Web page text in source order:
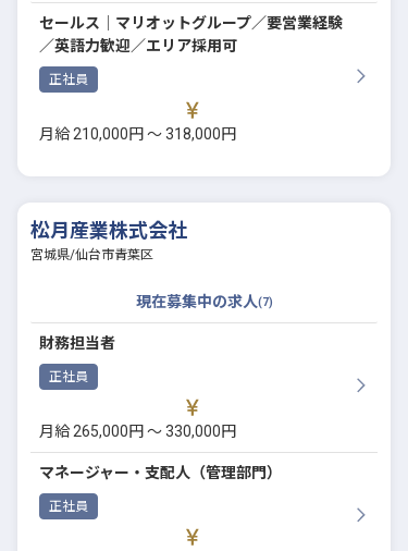
正社員
セールス│マリオットグループ／要営業経験
／英語力歓迎／エリア採用可
月給 210,000円 〜 318,000円
松月産業株式会社
宮城県/仙台市青葉区
現在募集中の求人(7)
正社員
財務担当者
月給 265,000円 〜 330,000円
正社員
マネージャー・支配人（管理部門）